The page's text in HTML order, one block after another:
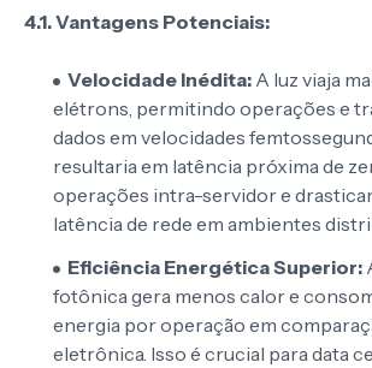
4.1. Vantagens Potenciais:
Velocidade Inédita: A luz viaja
elétrons, permitindo operações e
dados em velocidades
resultaria em latência próxima de
operações intra-servidor e
latência de rede em ambientes
Eficiência Energética Superior:
fotônica gera menos calor e
energia por operação em
eletrônica. Isso é crucial para data